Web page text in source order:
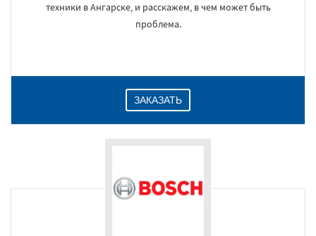
техники в Ангарске, и расскажем, в чем может быть
проблема.
ЗАКАЗАТЬ